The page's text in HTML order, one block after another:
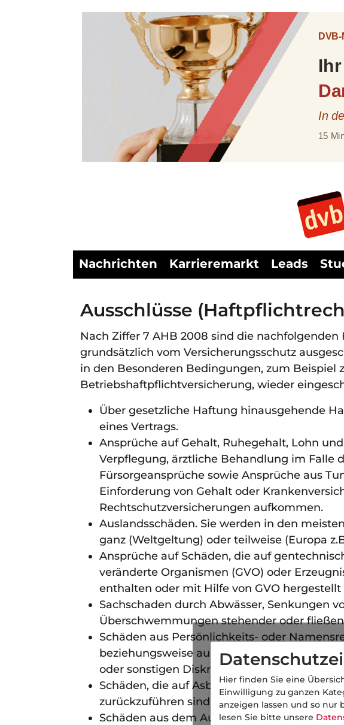
Nachrichten Karrieremarkt Leads
Ausschlüsse
Nach Ziffer 7 AHB 2008 sind die
grundsätzlich vom Versicherungsschutz
in den Besonderen Bedingungen, zum Beispiel
Betriebshaftpflichtversicherung, wieder
Über gesetzliche Haftung hinausgehende
eines Vertrags.
Ansprüche auf Gehalt, Ruhegehalt, Lohn
Verpflegung, ärztliche Behandlung im Falle
Fürsorgeansprüche sowie Ansprüche aus
Einforderung von Gehalt oder
Rechtschutzversicherungen aufkommen.
Auslandsschäden. Sie werden in den
ganz (Weltgeltung) oder teilweise (Europa
Ansprüche auf Schäden, die auf
veränderte Organismen (GVO) oder
enthalten oder mit Hilfe von GVO
Sachschaden durch Abwässer, Senkungen
Überschwemmungen stehender oder
Schäden aus Persönlichkeits- oder
beziehungsweise aus Anfeindung,
oder sonstigen Diskriminierungen.
Schäden, die auf Asbest, asbesthaltige
zurückzuführen sind.
Schäden aus dem Austausch, der
Hier finden Sie eine
Einwilligung zu ganzen
anzeigen lassen und so nur
lesen Sie bitte unsere